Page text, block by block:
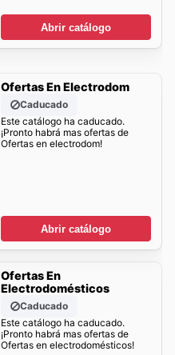
Abrir catálogo
Ofertas En Electrodom
Caducado
Este catálogo ha caducado.
¡Pronto habrá mas ofertas de
Ofertas en electrodom!
Abrir catálogo
Ofertas En
Electrodomésticos
Caducado
Este catálogo ha caducado.
¡Pronto habrá mas ofertas de
Ofertas en electrodomésticos!